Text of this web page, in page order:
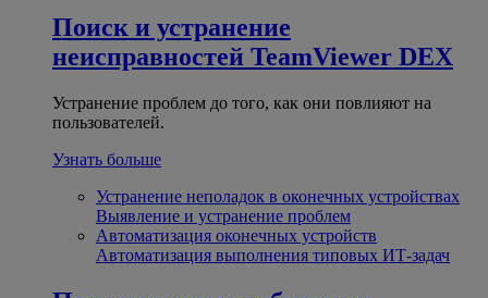
Поиск и устранение
неисправностей TeamViewer DEX
Устранение проблем до того, как они повлияют на
пользователей.
Узнать больше
Устранение неполадок в оконечных устройствах
Выявление и устранение проблем
Автоматизация оконечных устройств
Автоматизация выполнения типовых ИТ-задач